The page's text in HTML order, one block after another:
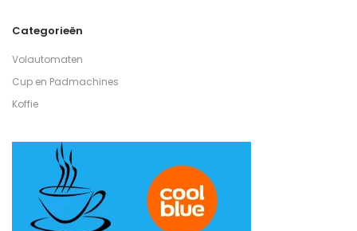
Categorieën
Volautomaten
Cup en Padmachines
Koffie